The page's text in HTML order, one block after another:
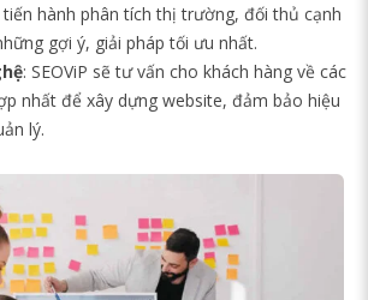
hành phân tích thị trường, đối thủ cạnh
gợi ý, giải pháp tối ưu nhất.
: SEOViP sẽ tư vấn cho khách hàng về các
nhất để xây dựng website, đảm bảo hiệu
lý.